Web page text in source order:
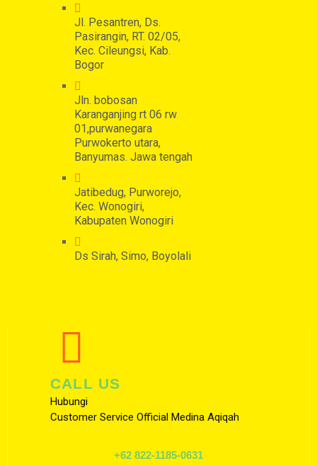
Jl. Pesantren, Ds.
Pasirangin, RT. 02/05,
Kec. Cileungsi, Kab.
Bogor
Jln. bobosan
Karanganjing rt 06 rw
01,purwanegara
Purwokerto utara,
Banyumas. Jawa tengah
Jatibedug, Purworejo,
Kec. Wonogiri,
Kabupaten Wonogiri
Ds Sirah, Simo, Boyolali
CALL US
Hubungi
Customer Service Official Medina Aqiqah
+62 822-1185-0631